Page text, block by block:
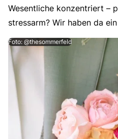
Wesentliche konzentriert –
stressarm? Wir haben da
Foto: @thesommerfeld